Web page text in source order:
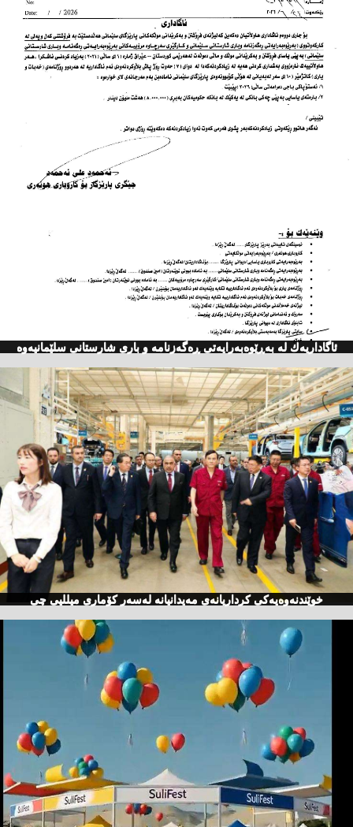
ئاگاداریه‌ك له‌ به‌ڕێوه‌به‌رایه‌تی ڕه‌گه‌زنامه‌ و باری شارستانی سلێمانیه‌وه‌
خوێندنەوەیەكی كرداریانەی مەیدانیانە لەسەر كۆماری میللیی چی